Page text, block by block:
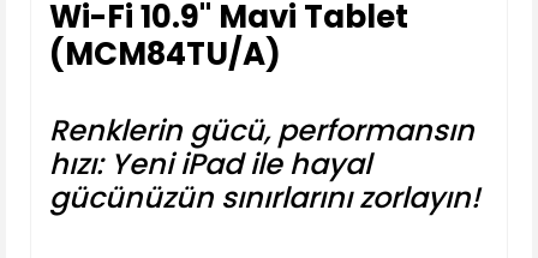
Wi-Fi 10.9'' Mavi Tablet
(MCM84TU/A)
Renklerin gücü, performansın
hızı: Yeni iPad ile hayal
gücünüzün sınırlarını zorlayın!